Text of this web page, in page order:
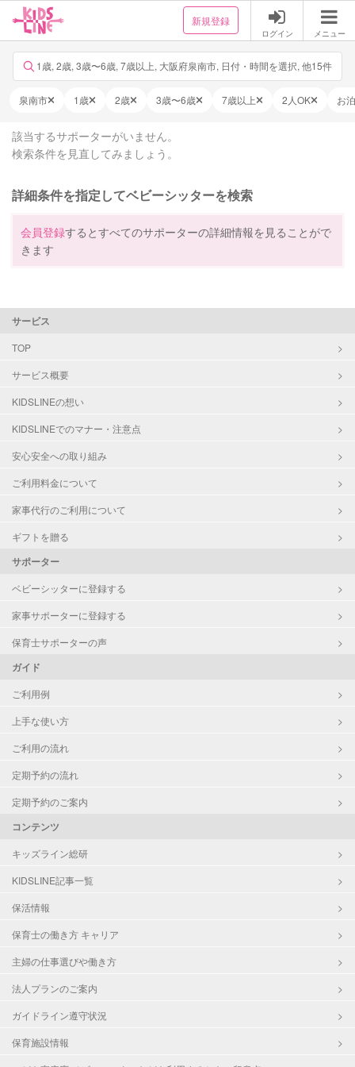
新規登録
ログイン メニュー
1歳, 2歳, 3歳〜6歳, 7歳以上, 大阪府泉南市, 日付・時間を選択, 他15件
泉南市 1歳 2歳 3歳〜6歳 7歳以上 2人OK お
該当するサポーターがいません。
検索条件を見直してみましょう。
詳細条件を指定してベビーシッターを検索
会員登録するとすべてのサポーターの詳細情報を見ることがで
きます
サービス
TOP
サービス概要
KIDSLINEの想い
KIDSLINEでのマナー・注意点
安心安全への取り組み
ご利用料金について
家事代行のご利用について
ギフトを贈る
サポーター
ベビーシッターに登録する
家事サポーターに登録する
保育士サポーターの声
ガイド
ご利用例
上手な使い方
ご利用の流れ
定期予約の流れ
定期予約のご案内
コンテンツ
キッズライン総研
KIDSLINE記事一覧
保活情報
保育士の働き方 キャリア
主婦の仕事選びや働き方
法人プランのご案内
ガイドライン遵守状況
保育施設情報